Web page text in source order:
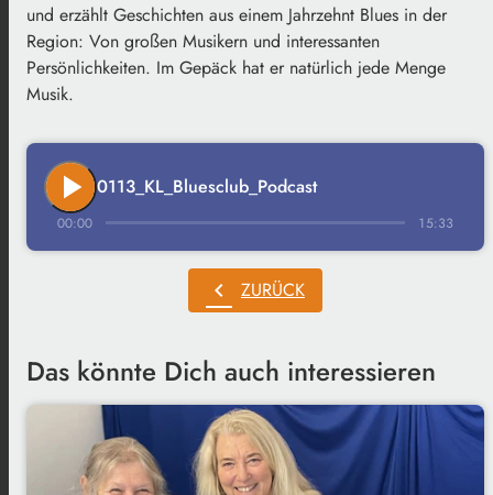
und erzählt Geschichten aus einem Jahrzehnt Blues in der
Region: Von großen Musikern und interessanten
Persönlichkeiten. Im Gepäck hat er natürlich jede Menge
Musik.
play_arrow 0113_KL_Bluesclub_Podcast
00:00 15:33
chevron_left ZURÜCK
Das könnte Dich auch interessieren